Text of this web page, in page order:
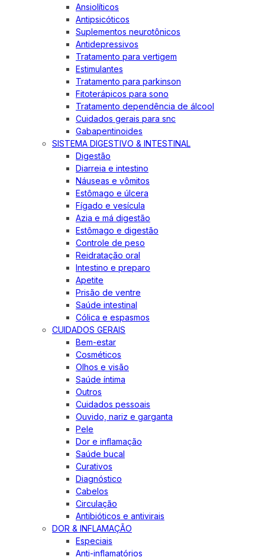
Ansiolíticos
Antipsicóticos
Suplementos neurotônicos
Antidepressivos
Tratamento para vertigem
Estimulantes
Tratamento para parkinson
Fitoterápicos para sono
Tratamento dependência de álcool
Cuidados gerais para snc
Gabapentinoides
SISTEMA DIGESTIVO & INTESTINAL
Digestão
Diarreia e intestino
Náuseas e vômitos
Estômago e úlcera
Fígado e vesícula
Azia e má digestão
Estômago e digestão
Controle de peso
Reidratação oral
Intestino e preparo
Apetite
Prisão de ventre
Saúde intestinal
Cólica e espasmos
CUIDADOS GERAIS
Bem-estar
Cosméticos
Olhos e visão
Saúde íntima
Outros
Cuidados pessoais
Ouvido, nariz e garganta
Pele
Dor e inflamação
Saúde bucal
Curativos
Diagnóstico
Cabelos
Circulação
Antibióticos e antivirais
DOR & INFLAMAÇÃO
Especiais
Anti-inflamatórios